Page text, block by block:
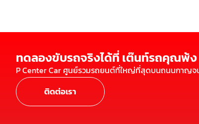
ทดลองขับรถจริงได้ที่ เต๊นท์รถคุณพ้ง
P Center Car ศูนย์รวมรถยนต์ที่ใหญ่ที่สุดบนถนนกาญจ
ติดต่อเรา